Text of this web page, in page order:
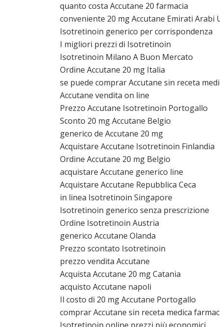
quanto costa Accutane 20 farmacia
conveniente 20 mg Accutane Emirati Arabi
Isotretinoin generico per corrispondenza
I migliori prezzi di Isotretinoin
Isotretinoin Milano A Buon Mercato
Ordine Accutane 20 mg Italia
se puede comprar Accutane sin receta
Accutane vendita on line
Prezzo Accutane Isotretinoin Portogallo
Sconto 20 mg Accutane Belgio
generico de Accutane 20 mg
Acquistare Accutane Isotretinoin Finlandia
Ordine Accutane 20 mg Belgio
acquistare Accutane generico line
Acquistare Accutane Repubblica Ceca
in linea Isotretinoin Singapore
Isotretinoin generico senza prescrizione
Ordine Isotretinoin Austria
generico Accutane Olanda
Prezzo scontato Isotretinoin
prezzo vendita Accutane
Acquista Accutane 20 mg Catania
acquisto Accutane napoli
Il costo di 20 mg Accutane Portogallo
comprar Accutane sin receta medica